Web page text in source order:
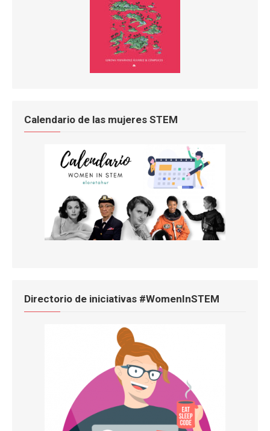
Calendario de las mujeres STEM
Directorio de iniciativas #WomenInSTEM